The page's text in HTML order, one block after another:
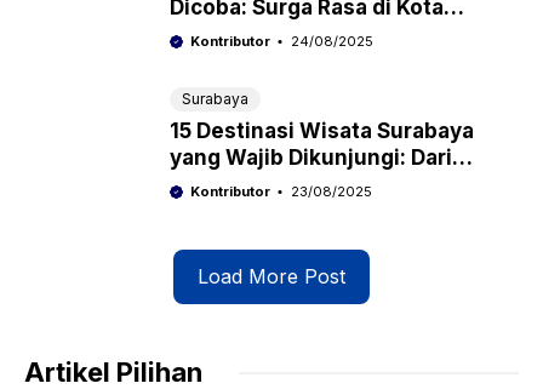
Dicoba: Surga Rasa di Kota
Pahlawan
Kontributor 24/08/2025
Surabaya
15 Destinasi Wisata Surabaya
yang Wajib Dikunjungi: Dari
Sejarah Hingga Modernitas
Kontributor 23/08/2025
Load More Post
Artikel Pilihan